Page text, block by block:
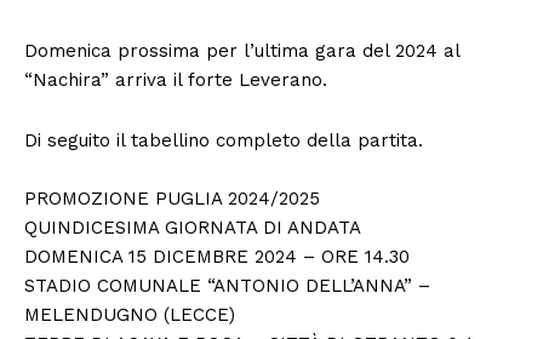
Domenica prossima per l’ultima gara del 2024 al
“Nachira” arriva il forte Leverano.
Di seguito il tabellino completo della partita.
PROMOZIONE PUGLIA 2024/2025
QUINDICESIMA GIORNATA DI ANDATA
DOMENICA 15 DICEMBRE 2024 – ORE 14.30
STADIO COMUNALE “ANTONIO DELL’ANNA” –
MELENDUGNO (LECCE)